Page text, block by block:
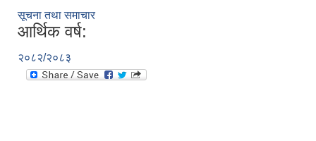
सूचना तथा समाचार
आर्थिक वर्ष:
२०८२/२०८३